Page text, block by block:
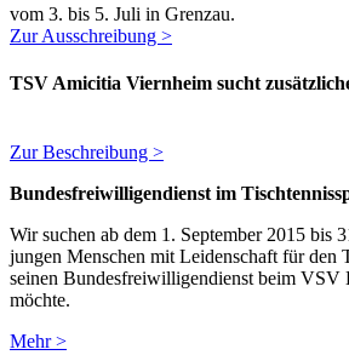
vom 3. bis 5. Juli in Grenzau.
Zur Ausschreibung >
TSV Amicitia Viernheim sucht
Zur Beschreibung >
Bundesfreiwilligendienst im
Wir suchen ab dem 1. September 2015 bis
jungen Menschen mit Leidenschaft für den
seinen Bundesfreiwilligendienst beim VSV
möchte.
Mehr >